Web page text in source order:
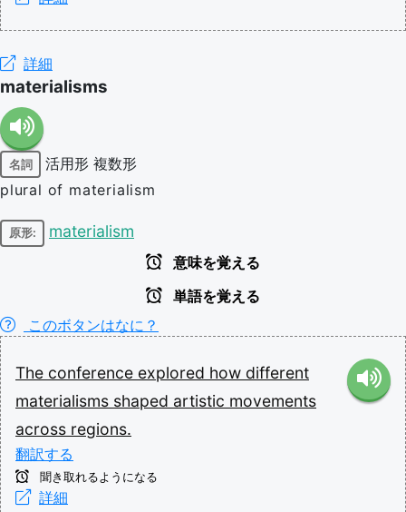
詳細
materialisms
名詞 活用形 複数形
plural of materialism
原形: materialism
意味を覚える
単語を覚える
このボタンはなに？
The conference explored how different
materialisms shaped artistic movements
across regions.
翻訳する
聞き取れるようになる
詳細